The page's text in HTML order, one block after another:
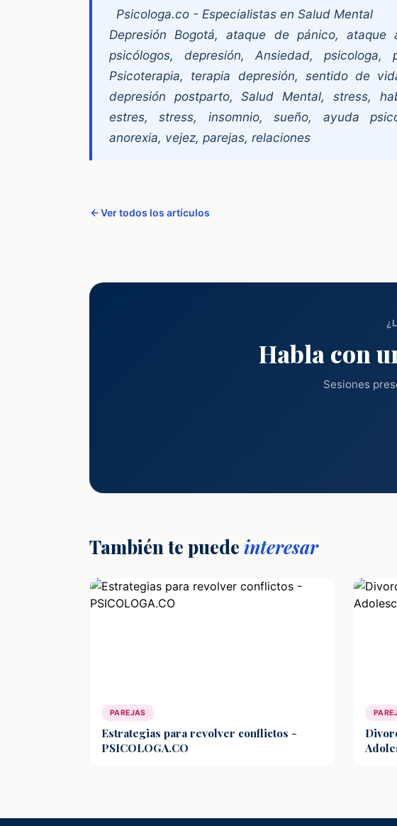
Psicologa.co - Especialistas en Salud Mental
Depresión Bogotá, ataque de pánico, ataque
psicólogos, depresión, Ansiedad, psicologa,
Psicoterapia, terapia depresión, sentido de
depresión postparto, Salud Mental, stress,
estres, stress, insomnio, sueño, ayuda
anorexia, vejez, parejas, relaciones
Ver todos los artículos
Habla con
Sesiones
También te puede interesar
PAREJAS
Estrategias para revolver conflictos -
PSICOLOGA.CO